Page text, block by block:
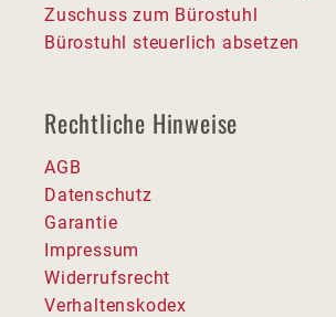
Zuschuss zum Bürostuhl
Bürostuhl steuerlich absetzen
Rechtliche Hinweise
AGB
Datenschutz
Garantie
Impressum
Widerrufsrecht
Verhaltenskodex